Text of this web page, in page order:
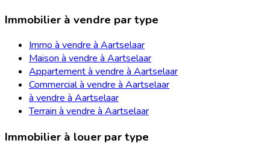
Immobilier à vendre par type
Immo à vendre à Aartselaar
Maison à vendre à Aartselaar
Appartement à vendre à Aartselaar
Commercial à vendre à Aartselaar
à vendre à Aartselaar
Terrain à vendre à Aartselaar
Immobilier à louer par type